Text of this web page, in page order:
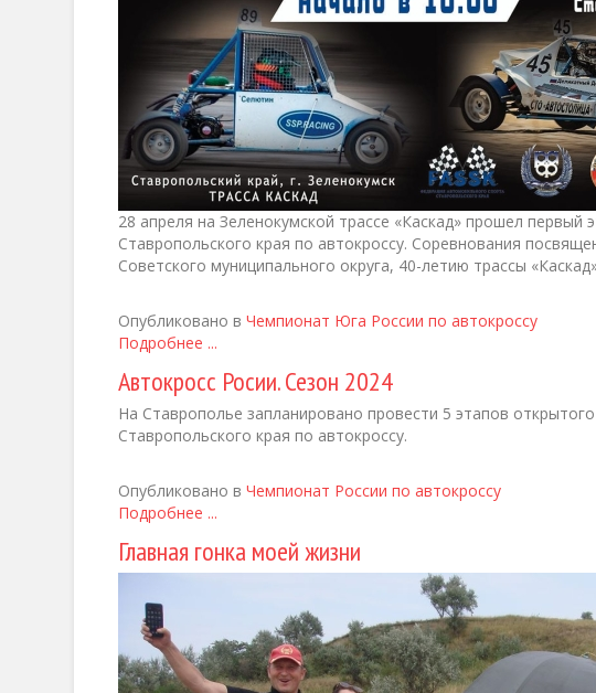
28 апреля на Зеленокумской трассе «Каскад» прошел первый
Ставропольского края по автокроссу. Соревнования
Советского муниципального округа, 40-летию трассы
Опубликовано в Чемпионат Юга России по автокроссу
Подробнее ...
Автокросс Росии. Сезон 2024
На Ставрополье запланировано провести 5 этапов
Ставропольского края по автокроссу.
Опубликовано в Чемпионат России по автокроссу
Подробнее ...
Главная гонка моей жизни